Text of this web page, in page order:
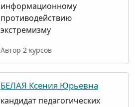
информационному
противодействию
экстремизму
Автор 2 курсов
БЕЛАЯ Ксения Юрьевна
кандидат педагогических